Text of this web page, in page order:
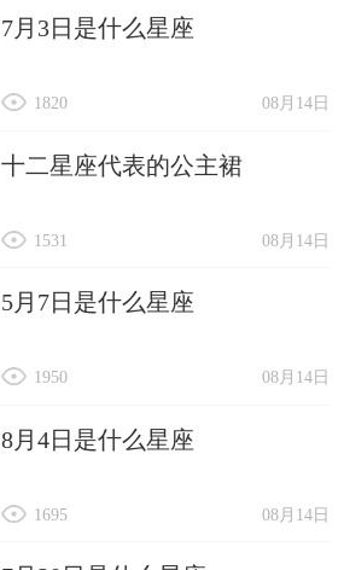
7月3日是什么星座
08月14日
1820
十二星座代表的公主裙
08月14日
1531
5月7日是什么星座
08月14日
1950
8月4日是什么星座
08月14日
1695